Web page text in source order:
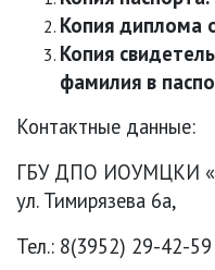
Копия диплома
Копия
фамилия в
Контактные данные:
ГБУ ДПО ИОУМЦКИ
ул. Тимирязева 6а,
Тел.: 8(3952) 29-42-59